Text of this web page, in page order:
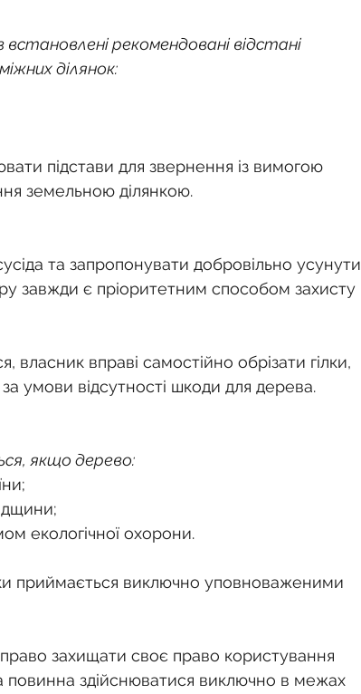
рекомендовані відстані
ділянок:
підстави для звернення із вимогою
земельною ділянкою.
та запропонувати добровільно усунути
завжди є пріоритетним способом захисту
вправі самостійно обрізати гілки,
умови відсутності шкоди для дерева.
якщо дерево:
екологічної охорони.
приймається виключно уповноваженими
захищати своє право користування
повинна здійснюватися виключно в межах